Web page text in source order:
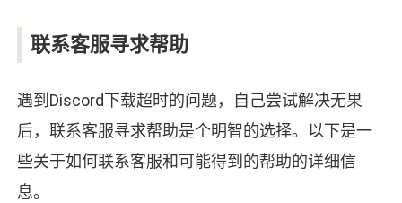
联系客服寻求帮助
遇到Discord下载超时的问题，自己尝试解决无果
后，联系客服寻求帮助是个明智的选择。以下是一
些关于如何联系客服和可能得到的帮助的详细信
息。